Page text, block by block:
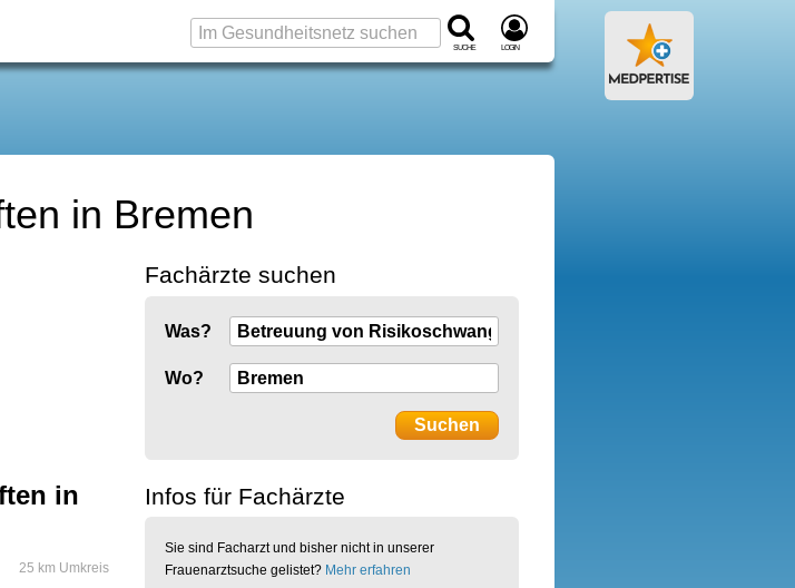
Suche Login
in Bremen
in
25 km Umkreis
Fachärzte suchen
Was?
Wo?
Infos für Fachärzte
Sie sind Facharzt und bisher nicht in unserer
Frauenarztsuche gelistet? Mehr erfahren